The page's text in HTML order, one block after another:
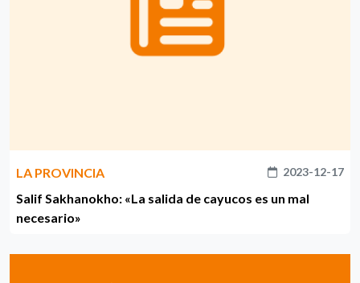
LA PROVINCIA 2023-12-17
Salif Sakhanokho: «La salida de cayucos es un mal
necesario»